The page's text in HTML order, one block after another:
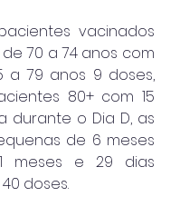
vacinados
70 a 74 anos com
a 79 anos 9 doses,
80+ com 15
durante o Dia D, as
de 6 meses
meses e 29 dias
doses.